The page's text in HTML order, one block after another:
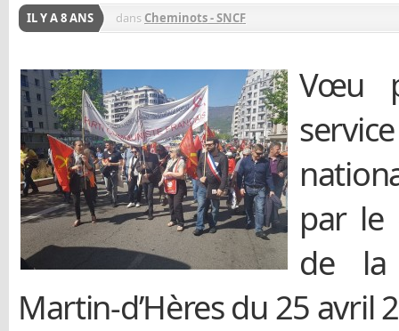
IL Y A 8 ANS dans Cheminots - SNCF
Vœu
par le
de la
Martin-d’Hères du 25 avril